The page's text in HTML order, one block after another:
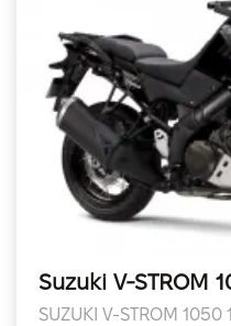
Suzuki V-STROM
SUZUKI V-STROM 1050